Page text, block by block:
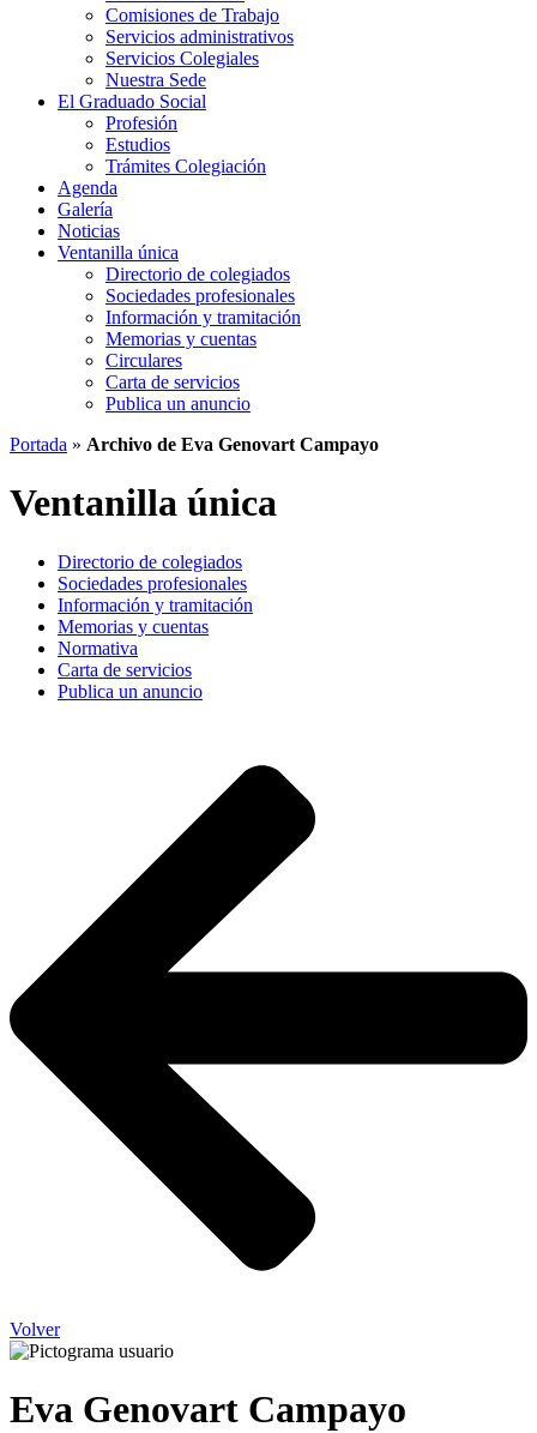
Comisiones de Trabajo
Servicios administrativos
Servicios Colegiales
Nuestra Sede
El Graduado Social
Profesión
Estudios
Trámites Colegiación
Agenda
Galería
Noticias
Ventanilla única
Directorio de colegiados
Sociedades profesionales
Información y tramitación
Memorias y cuentas
Circulares
Carta de servicios
Publica un anuncio
Portada » Archivo de Eva Genovart Campayo
Ventanilla única
Directorio de colegiados
Sociedades profesionales
Información y tramitación
Memorias y cuentas
Normativa
Carta de servicios
Publica un anuncio
Volver
Eva Genovart Campayo